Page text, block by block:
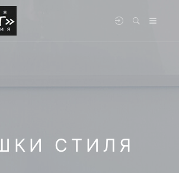
СТИЛЯ